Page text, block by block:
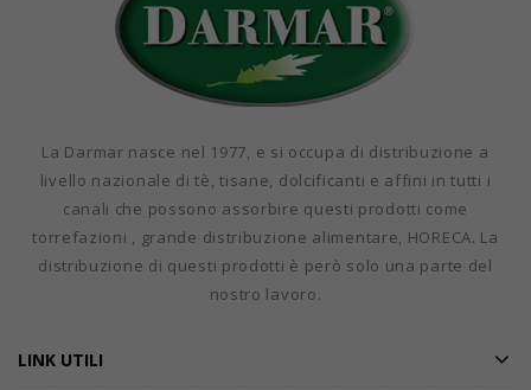
La Darmar nasce nel 1977, e si occupa di distribuzione a
livello nazionale di tè, tisane, dolcificanti e affini in tutti i
canali che possono assorbire questi prodotti come
torrefazioni , grande distribuzione alimentare, HORECA. La
distribuzione di questi prodotti è però solo una parte del
nostro lavoro.
LINK UTILI